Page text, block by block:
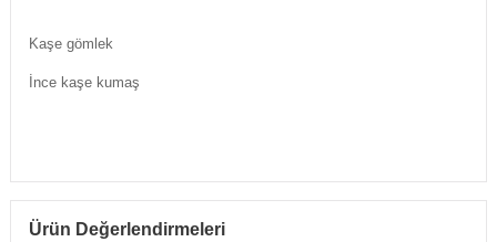
Kaşe gömlek
İnce kaşe kumaş
Ürün Değerlendirmeleri